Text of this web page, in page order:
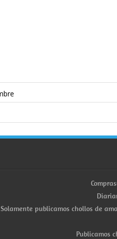
Solamente publicamos chollos de
Publicamos